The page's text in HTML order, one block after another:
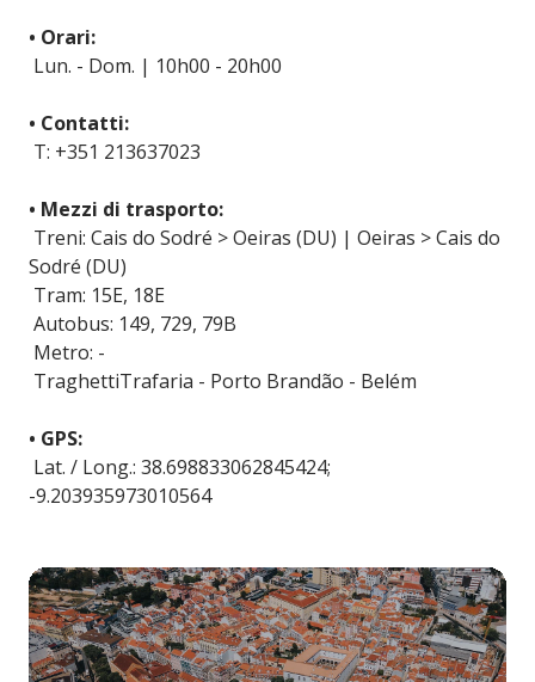
• Orari:
Lun. - Dom. | 10h00 - 20h00
• Contatti:
T: +351 213637023
• Mezzi di trasporto:
Treni: Cais do Sodré > Oeiras (DU) | Oeiras > Cais do
Sodré (DU)
Tram: 15E, 18E
Autobus: 149, 729, 79B
Metro: -
TraghettiTrafaria - Porto Brandão - Belém
• GPS:
Lat. / Long.: 38.698833062845424;
-9.203935973010564